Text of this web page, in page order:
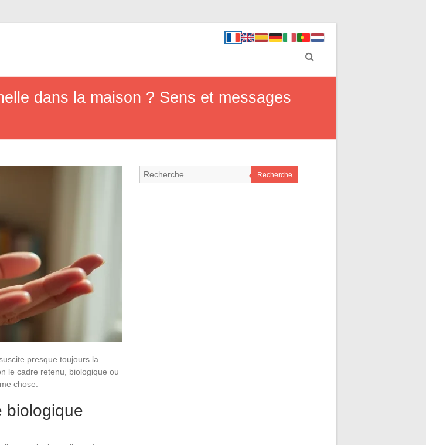
dans la maison ? Sens et messages
presque toujours la
le cadre retenu, biologique ou
chose.
biologique
Recherche